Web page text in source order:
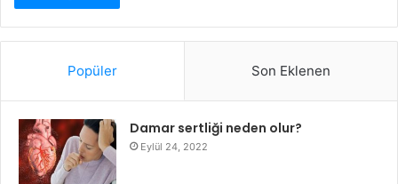
Popüler Son Eklenen
Damar sertliği neden olur?
Eylül 24, 2022